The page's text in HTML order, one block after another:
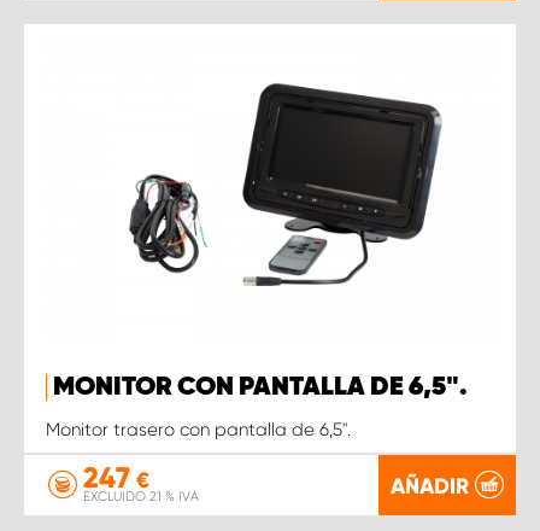
MONITOR CON PANTALLA DE 6,5".
Monitor trasero con pantalla de 6,5".
247 €
EXCLUIDO 21 % IVA AÑADIR